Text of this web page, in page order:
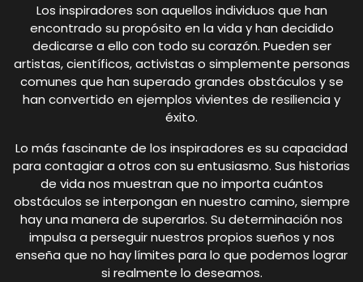
Los inspiradores son aquellos individuos que han
encontrado su propósito en la vida y han decidido
dedicarse a ello con todo su corazón. Pueden ser
artistas, científicos, activistas o simplemente personas
comunes que han superado grandes obstáculos y se
han convertido en ejemplos vivientes de resiliencia y
éxito.
Lo más fascinante de los inspiradores es su capacidad
para contagiar a otros con su entusiasmo. Sus historias
de vida nos muestran que no importa cuántos
obstáculos se interpongan en nuestro camino, siempre
hay una manera de superarlos. Su determinación nos
impulsa a perseguir nuestros propios sueños y nos
enseña que no hay límites para lo que podemos lograr
si realmente lo deseamos.